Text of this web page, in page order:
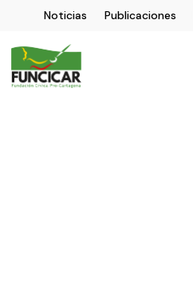
Noticias Publicaciones